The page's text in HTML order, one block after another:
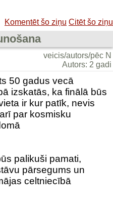
Komentēt šo ziņu Citēt šo ziņu
veicis/autors/pēc N
Autors: 2 gadi
50 gadus vecā
izskatās, ka finālā būs
ir kur patīk, nevis
par kosmisku
palikuši pamati,
pārsegums un
celtniecībā